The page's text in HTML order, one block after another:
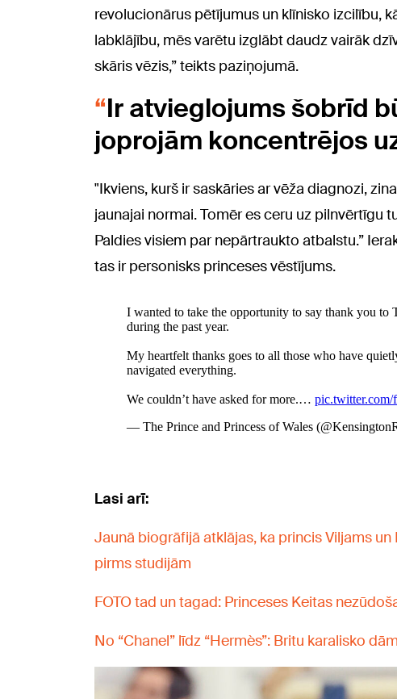
revolucionārus pētījumus un klīnisko izcilību,
labklājību, mēs varētu izglābt daudz vairāk
skāris vēzis,” teikts paziņojumā.
Ir atvieglojums šobrīd
joprojām koncentrējos
"Ikviens, kurš ir saskāries ar vēža diagnozi,
jaunajai normai. Tomēr es ceru uz pilnvērtīgu
Paldies visiem par nepārtraukto atbalstu.”
tas ir personisks princeses vēstījums.
Lasi arī:
Jaunā biogrāfijā atklājas, ka princis Viljams
pirms studijām
FOTO tad un tagad: Princeses Keitas
No “Chanel” līdz “Hermès”: Britu karalisko